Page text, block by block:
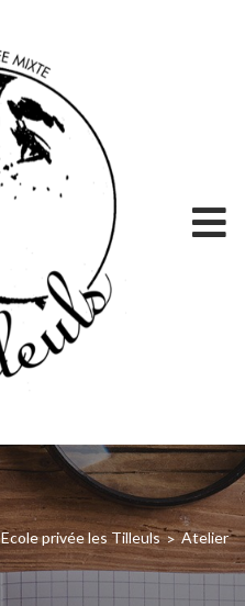
Ecole privée les Tilleuls > Atelier